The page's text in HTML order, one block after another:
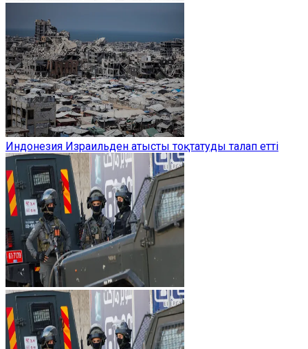
Индонезия Израильден атысты тоқтатуды талап етті